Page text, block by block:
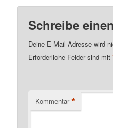
Schreibe
Deine E-Mail-Adresse wird
Erforderliche Felder sind mit
Kommentar *